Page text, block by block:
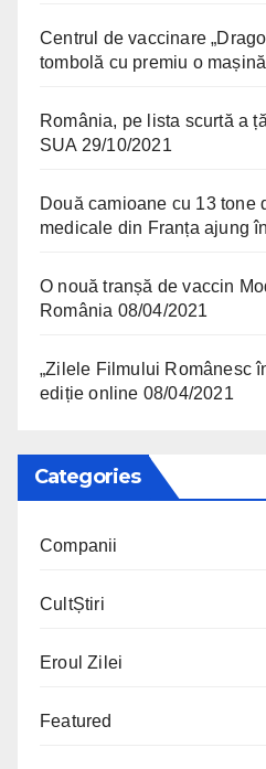
Centrul de vaccinare
tombolă cu premiu o
România, pe lista scurtă a
SUA 29/10/2021
Două camioane cu 13 tone
medicale din Franța ajung
O nouă tranșă de vaccin
România 08/04/2021
„Zilele Filmului Românesc
ediție online 08/04/2021
Categories
Companii
CultȘtiri
Eroul Zilei
Featured